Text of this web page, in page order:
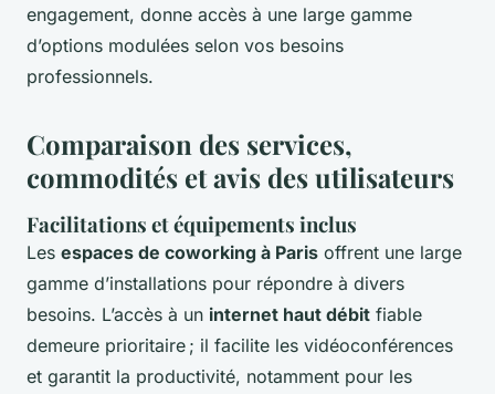
engagement, donne accès à une large gamme
d’options modulées selon vos besoins
professionnels.
Comparaison des services,
commodités et avis des utilisateurs
Facilitations et équipements inclus
Les espaces de coworking à Paris offrent une large
gamme d’installations pour répondre à divers
besoins. L’accès à un internet haut débit fiable
demeure prioritaire ; il facilite les vidéoconférences
et garantit la productivité, notamment pour les